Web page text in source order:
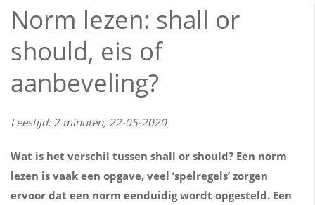
Norm lezen: shall or
should, eis of
aanbeveling?
Leestijd: 2 minuten, 22-05-2020
Wat is het verschil tussen shall or should? Een norm
lezen is vaak een opgave, veel ‘spelregels’ zorgen
ervoor dat een norm eenduidig wordt opgesteld. Een